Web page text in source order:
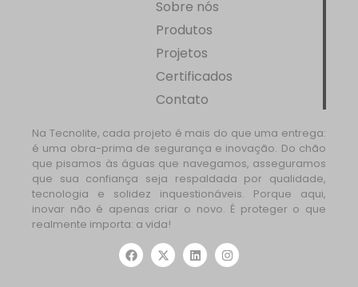
Sobre nós
Produtos
Projetos
Certificados
Contato
Na Tecnolite, cada projeto é mais do que uma entrega:
é uma obra-prima de segurança e inovação. Do chão
que pisamos às águas que navegamos, asseguramos
que sua confiança seja respaldada por qualidade,
tecnologia e solidez inquestionáveis. Porque aqui,
inovar não é apenas criar o novo. É proteger o que
realmente importa: a vida!